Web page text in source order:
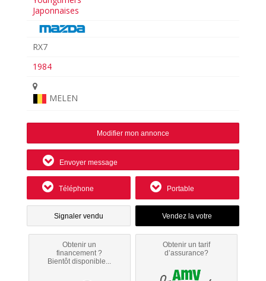
Japonnaises
RX7
1984
MELEN
Modifier mon annonce
Envoyer message
Téléphone Portable
Signaler vendu
Obtenir un
financement ?
Bientôt disponible...
Obtenir un tarif
d’assurance?